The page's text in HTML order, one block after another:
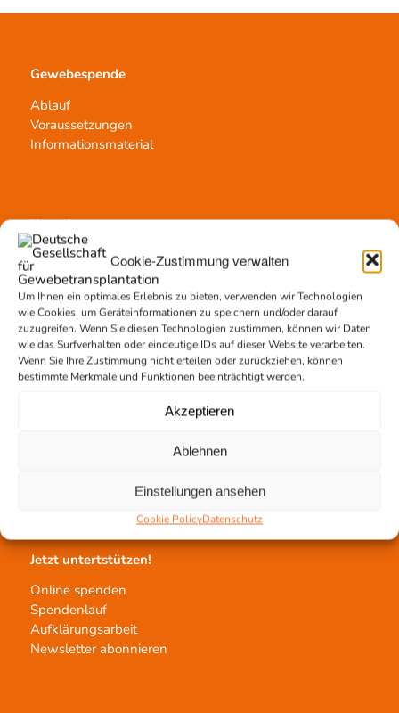
Cookie-Zustimmung verwalten
Um Ihnen ein optimales Erlebnis zu bieten, verwenden wir Technologien
wie Cookies, um Geräteinformationen zu speichern und/oder darauf
zuzugreifen. Wenn Sie diesen Technologien zustimmen, können wir Daten
wie das Surfverhalten oder eindeutige IDs auf dieser Website verarbeiten.
Wenn Sie Ihre Zustimmung nicht erteilen oder zurückziehen, können
bestimmte Merkmale und Funktionen beeinträchtigt werden.
Akzeptieren
Ablehnen
Einstellungen ansehen
Cookie PolicyDatenschutz
Gewebespende
Ablauf
Voraussetzungen
Informationsmaterial
Kontakt
Team Hannover
Spendestandorte
Vermittlungsstelle
Gewebetransplantation
Transplantatvermittlung
Jetzt untertstützen!
Online spenden
Spendenlauf
Aufklärungsarbeit
Newsletter abonnieren